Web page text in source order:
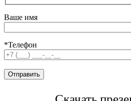
Ваше имя
*Телефон